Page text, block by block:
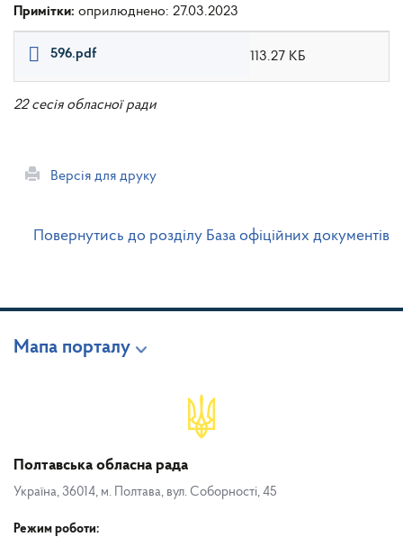
Примітки: оприлюднено: 27.03.2023
596.pdf 113.27 КБ
22 сесія обласної ради
Версія для друку
Повернутись до розділу База офіційних документів
Мапа порталу
Полтавська обласна рада
Україна, 36014, м. Полтава, вул. Соборності, 45
Режим роботи: